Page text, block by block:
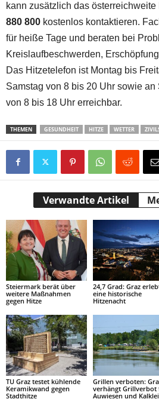
kann zusätzlich das
880 800 kostenlos kontaktieren.
für heiße Tage und beraten bei
Kreislaufbeschwerden,
Das Hitzetelefon ist Montag bis
Samstag von 8 bis 20 Uhr sowie
von 8 bis 18 Uhr erreichbar.
THEMEN GESUNDHEIT HITZE WETTER
Verwandte Artikel
Steiermark berät über
weitere Maßnahmen
gegen Hitze
24,7 Grad: Graz
eine historische
Hitzenacht
TU Graz testet kühlende
Keramikwand gegen
Stadthitze
Grillen verboten:
verhängt Grillverbot
Auwiesen und